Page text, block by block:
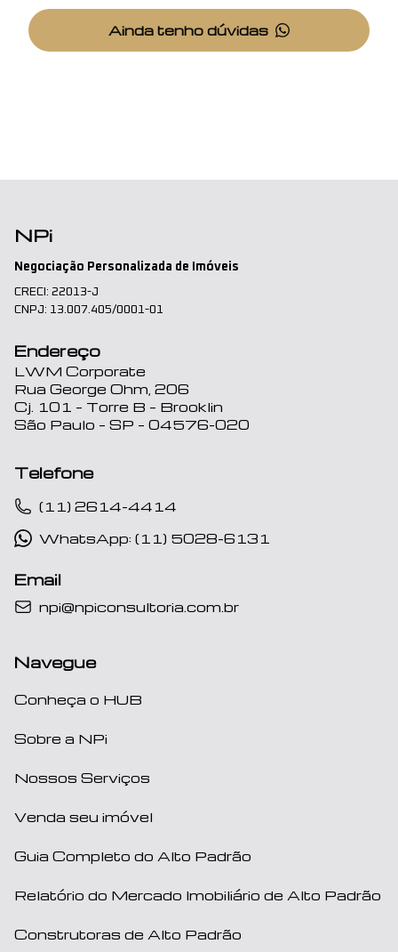
Ainda tenho dúvidas
NPi
Negociação Personalizada de Imóveis
CRECI: 22013-J
CNPJ: 13.007.405/0001-01
Endereço
LWM Corporate
Rua George Ohm, 206
Cj. 101 – Torre B – Brooklin
São Paulo – SP – 04576-020
Telefone
(11) 2614-4414
WhatsApp: (11) 5028-6131
Email
npi@npiconsultoria.com.br
Navegue
Conheça o HUB
Sobre a NPi
Nossos Serviços
Venda seu imóvel
Guia Completo do Alto Padrão
Relatório do Mercado Imobiliário de Alto Padrão
Construtoras de Alto Padrão